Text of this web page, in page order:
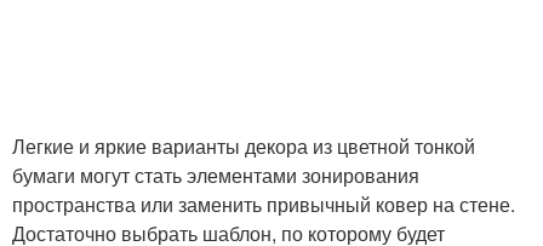
Легкие и яркие варианты декора из цветной тонкой
бумаги могут стать элементами зонирования
пространства или заменить привычный ковер на стене.
Достаточно выбрать шаблон, по которому будет